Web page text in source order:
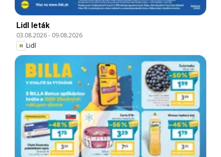
Lidl leták
03.08.2026- 09.08.2026
Lidl